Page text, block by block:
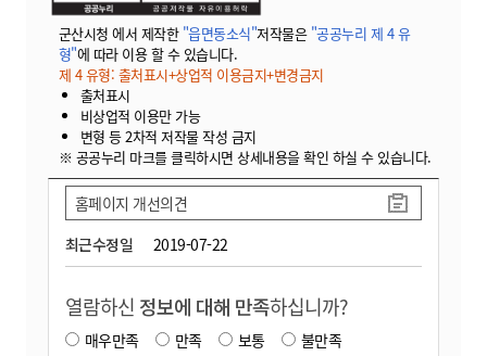
군산시청 에서 제작한 "읍면동소식"저작물은 "공공누리 제 4 유
형"에 따라 이용 할 수 있습니다.
제 4 유형: 출처표시+상업적 이용금지+변경금지
출처표시
비상업적 이용만 가능
변형 등 2차적 저작물 작성 금지
※ 공공누리 마크를 클릭하시면 상세내용을 확인 하실 수 있습니다.
최근수정일 2019-07-22
홈페이지 개선의견
열람하신 정보에 대해 만족하십니까?
매우만족 만족 보통
불만족